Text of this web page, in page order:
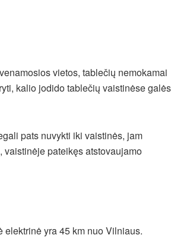
vietos, tablečių nemokamai
kalio jodido tablečių vaistinėse galės
pats nuvykti iki vaistinės, jam
pateikęs atstovaujamo
yra 45 km nuo Vilniaus.